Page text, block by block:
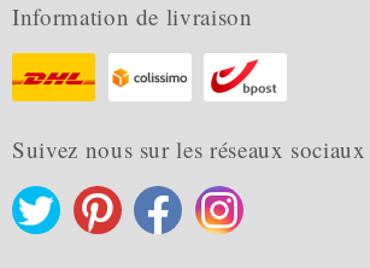
Information de livraison
Suivez nous sur les réseaux sociaux